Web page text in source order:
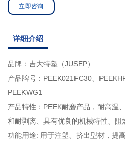
立即咨询
详细介绍
品牌：吉大特塑（JUSEP）
产品牌号：PEEK021FC30、
PEEKWG1
产品特性：PEEK耐磨产品，耐高温
和耐剥离、具有优良的机械特性、阻
功能用途: 用于注塑、挤出型材，提